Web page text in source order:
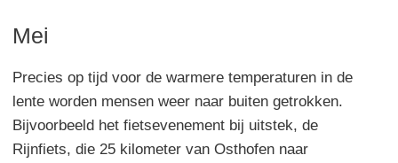
Mei
Precies op tijd voor de warmere temperaturen in de
lente worden mensen weer naar buiten getrokken.
Bijvoorbeeld het fietsevenement bij uitstek, de
Rijnfiets, die 25 kilometer van Osthofen naar